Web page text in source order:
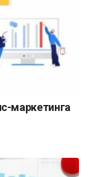
маркетинга